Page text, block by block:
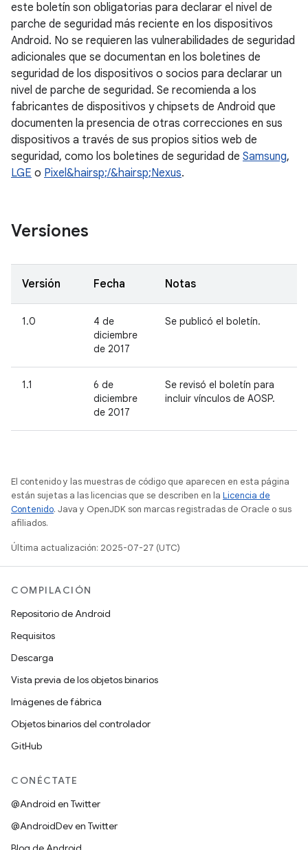
este boletín son obligatorias para declarar el nivel de
parche de seguridad más reciente en los dispositivos
Android. No se requieren las vulnerabilidades de seguridad
adicionales que se documentan en los boletines de
seguridad de los dispositivos o socios para declarar un
nivel de parche de seguridad. Se recomienda a los
fabricantes de dispositivos y chipsets de Android que
documenten la presencia de otras correcciones en sus
dispositivos a través de sus propios sitios web de
seguridad, como los boletines de seguridad de Samsung,
LGE o Pixel&hairsp;/&hairsp;Nexus.
Versiones
Versión Fecha Notas
1.0
4 de
diciembre
de 2017
Se publicó el boletín.
1.1
6 de
diciembre
de 2017
Se revisó el boletín para
incluir vínculos de AOSP.
El contenido y las muestras de código que aparecen en esta página
están sujetas a las licencias que se describen en la Licencia de
Contenido. Java y OpenJDK son marcas registradas de Oracle o sus
afiliados.
Última actualización: 2025-07-27 (UTC)
COMPILACIÓN
Repositorio de Android
Requisitos
Descarga
Vista previa de los objetos binarios
Imágenes de fábrica
Objetos binarios del controlador
GitHub
CONÉCTATE
@Android en Twitter
@AndroidDev en Twitter